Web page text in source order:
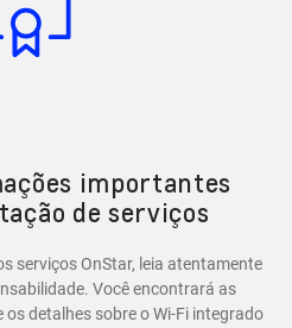
a capacidade de bloquear
veículo, localizar o carro em
importantes
de serviços
serviços OnStar, leia atentamente
Você encontrará as
detalhes sobre o Wi-Fi integrado